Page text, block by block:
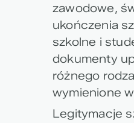
zawodowe,
ukończenia
szkolne i
dokumenty
różnego
wymienione
Legitymacje